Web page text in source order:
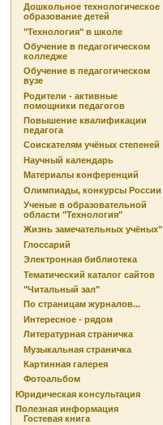
Дошкольное технологическое
образование детей
"Технология" в школе
Обучение в педагогическом
колледже
Обучение в педагогическом
вузе
Родители - активные
помощники педагогов
Повышение квалификации
педагога
Соискателям учёных степеней
Научный календарь
Материалы конференций
Олимпиады, конкурсы России
Ученые в образовательной
области "Технология"
Жизнь замечательных учёных"
Глоссарий
Электронная библиотека
Тематический каталог сайтов
"Читальный зал"
По страницам журналов...
Интересное - рядом
Литературная страничка
Музыкальная страничка
Картинная галерея
Фотоальбом
Юридическая консультация
Полезная информация
Гостевая книга